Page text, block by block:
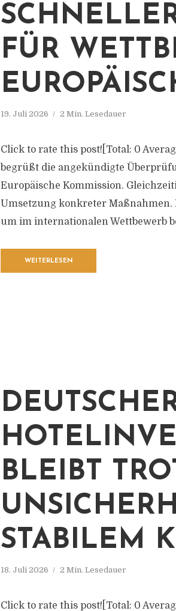
FÜR
19. Juli 2026 2 Min. Lesedauer
Click to rate this post![Total: 0
begrüßt die angekündigte
Europäische Kommission.
Umsetzung konkreter Maßnahmen.
um im internationalen Wettbewerb
WEITERLESEN
BLEIBT
STABILEM
18. Juli 2026 2 Min. Lesedauer
Click to rate this post![Total: 0